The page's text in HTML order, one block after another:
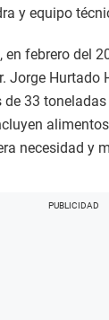
y equipo
en febrero del
Jorge Hurtado
de 33
necesidad y